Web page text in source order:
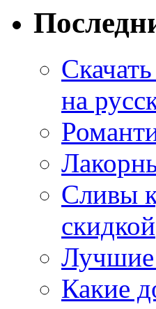
на
Сливы
скидкой
Лучшие
Какие